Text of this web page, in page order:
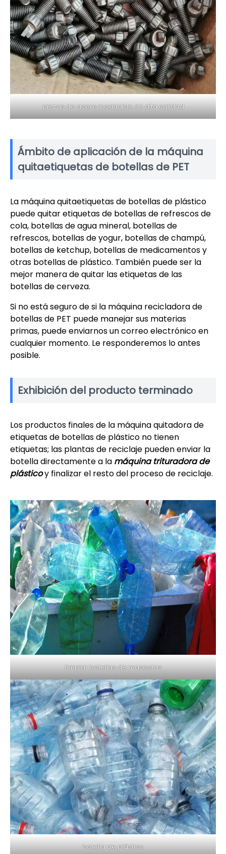
piezas de acero inoxidable de alta calidad
Ámbito de aplicación de la máquina
quitaetiquetas de botellas de PET
La máquina quitaetiquetas de botellas de plástico
puede quitar etiquetas de botellas de refrescos de
cola, botellas de agua mineral, botellas de
refrescos, botellas de yogur, botellas de champú,
botellas de ketchup, botellas de medicamentos y
otras botellas de plástico. También puede ser la
mejor manera de quitar las etiquetas de las
botellas de cerveza.
Si no está seguro de si la máquina recicladora de
botellas de PET puede manejar sus materias
primas, puede enviarnos un correo electrónico en
cualquier momento. Le responderemos lo antes
posible.
Exhibición del producto terminado
Los productos finales de la máquina quitadora de
etiquetas de botellas de plástico no tienen
etiquetas; las plantas de reciclaje pueden enviar la
botella directamente a la máquina trituradora de
plásticoy finalizar el resto del proceso de reciclaje.
limpiar botellas de mascotas
botella de plástico